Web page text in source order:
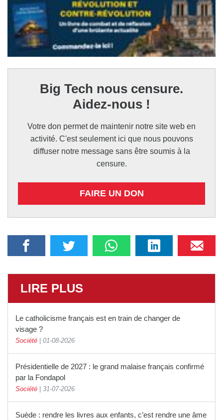
Big Tech nous censure.
Aidez-nous !
Votre don permet de maintenir notre site web en
activité. C'est seulement ici que nous pouvons
diffuser notre message sans être soumis à la
censure.
FAIRE UN DON
LIRE PLUS
Le catholicisme français est en train de changer de
visage ?
Société 01-08-2026
Présidentielle de 2027 : le grand malaise français confirmé
par la Fondapol
Société 31-07-2026
Suède : rendre les livres aux enfants, c’est rendre une âme